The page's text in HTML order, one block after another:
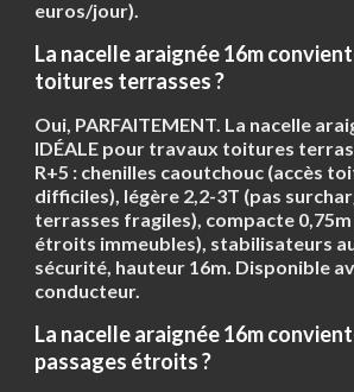
euros/jour).
La nacelle araignée 16m
toitures terrasses ?
Oui, PARFAITEMENT. La nacelle
IDÉALE pour travaux toitures
R+5 : chenilles caoutchouc (accès
difficiles), légère 2,2-3T (pas
terrasses fragiles), compacte 0,75m
étroits immeubles), stabilisateurs
sécurité, hauteur 16m. Disponible
conducteur.
La nacelle araignée 16m
passages étroits ?